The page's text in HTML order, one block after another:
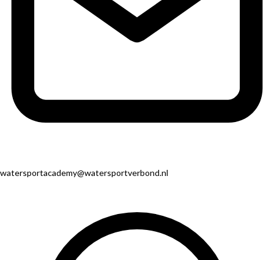
watersportacademy@watersportverbond.nl